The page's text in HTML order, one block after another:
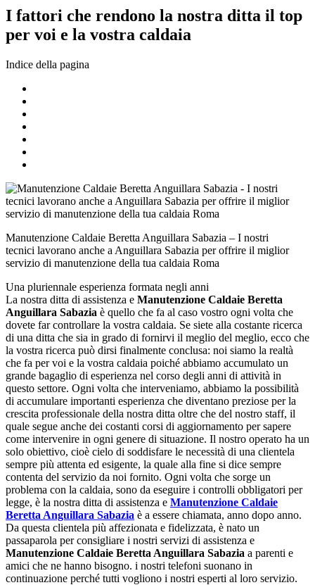
I fattori che rendono la nostra ditta il top
per voi e la vostra caldaia
Indice della pagina
Manutenzione Caldaie Beretta Anguillara Sabazia – I nostri
tecnici lavorano anche a Anguillara Sabazia per offrire il miglior
servizio di manutenzione della tua caldaia Roma
Una pluriennale esperienza formata negli anni
La nostra ditta di assistenza e Manutenzione Caldaie Beretta
Anguillara Sabazia è quello che fa al caso vostro ogni volta che
dovete far controllare la vostra caldaia. Se siete alla costante ricerca
di una ditta che sia in grado di fornirvi il meglio del meglio, ecco che
la vostra ricerca può dirsi finalmente conclusa: noi siamo la realtà
che fa per voi e la vostra caldaia poiché abbiamo accumulato un
grande bagaglio di esperienza nel corso degli anni di attività in
questo settore. Ogni volta che interveniamo, abbiamo la possibilità
di accumulare importanti esperienza che diventano preziose per la
crescita professionale della nostra ditta oltre che del nostro staff, il
quale segue anche dei costanti corsi di aggiornamento per sapere
come intervenire in ogni genere di situazione. Il nostro operato ha un
solo obiettivo, cioè cielo di soddisfare le necessità di una clientela
sempre più attenta ed esigente, la quale alla fine si dice sempre
contenta del servizio da noi fornito. Ogni volta che sorge un
problema con la caldaia, sono da eseguire i controlli obbligatori per
legge, è la nostra ditta di assistenza e Manutenzione Caldaie
Beretta Anguillara Sabazia è a essere chiamata, anno dopo anno.
Da questa clientela più affezionata e fidelizzata, è nato un
passaparola per consigliare i nostri servizi di assistenza e
Manutenzione Caldaie Beretta Anguillara Sabazia a parenti e
amici che ne hanno bisogno. i nostri telefoni suonano in
continuazione perché tutti vogliono i nostri esperti al loro servizio.